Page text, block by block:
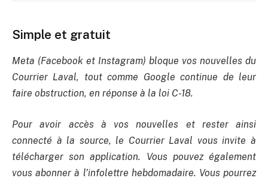
Simple et gratuit
Meta (Facebook et Instagram) bloque vos nouvelles du
Courrier Laval, tout comme Google continue de leur
faire obstruction, en réponse à la loi C-18.
Pour avoir accès à vos nouvelles et rester ainsi
connecté à la source, le Courrier Laval vous invite à
télécharger son application. Vous pouvez également
vous abonner à l’infolettre hebdomadaire. Vous pourrez